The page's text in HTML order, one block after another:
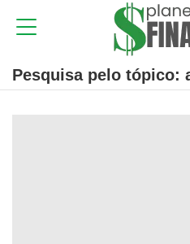
Pesquisa pelo tópico: